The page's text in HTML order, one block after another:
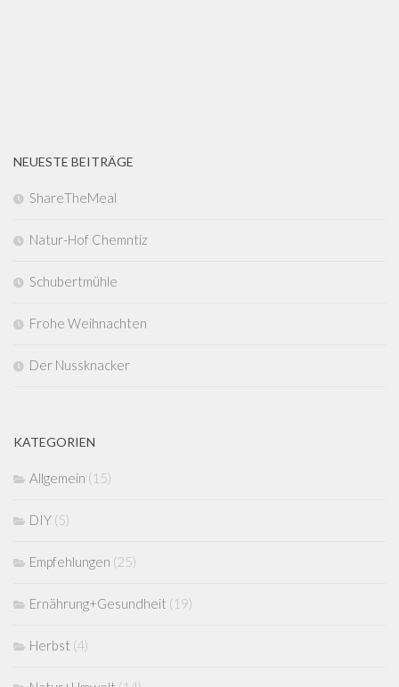
NEUESTE BEITRÄGE
ShareTheMeal
Natur-Hof Chemntiz
Schubertmühle
Frohe Weihnachten
Der Nussknacker
KATEGORIEN
Allgemein (15)
DIY (5)
Empfehlungen (25)
Ernährung+Gesundheit (19)
Herbst (4)